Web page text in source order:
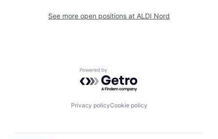
See more open positions at ALDI Nord
Powered by Getro.com
Privacy policyCookie policy